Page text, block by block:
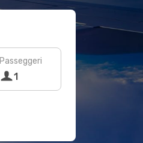
Passeggeri
1